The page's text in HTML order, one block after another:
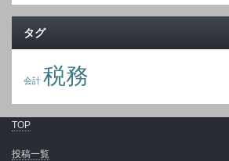
タグ
会計 税務
TOP
投稿一覧